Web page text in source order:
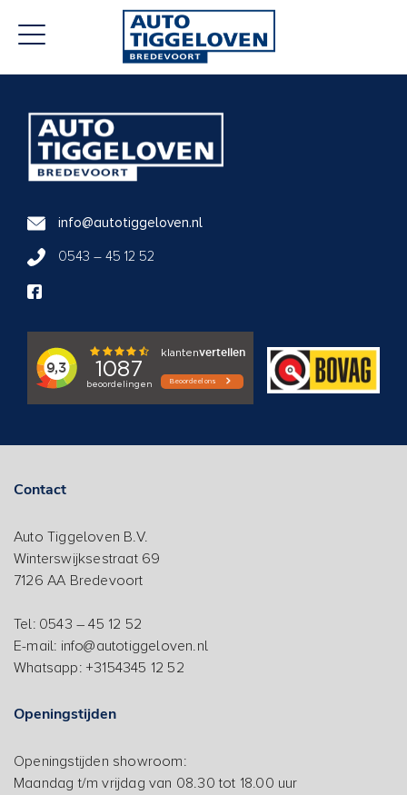
info@autotiggeloven.nl
0543 – 45 12 52
Contact
Auto Tiggeloven B.V.
Winterswijksestraat 69
7126 AA Bredevoort
Tel: 0543 – 45 12 52
E-mail: info@autotiggeloven.nl
Whatsapp: +3154345 12 52
Openingstijden
Openingstijden showroom:
Maandag t/m vrijdag van 08.30 tot 18.00 uur